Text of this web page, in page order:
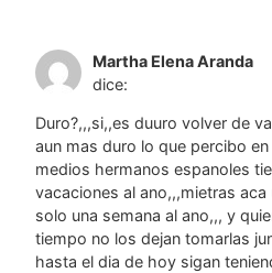
Martha Elena Aranda
dice:
Duro?,,,si,,es duuro volver de
aun mas duro lo que percibo
medios hermanos espanoles
vacaciones al ano,,,mietras
solo una semana al ano,,, y
tiempo no los dejan tomarlas
hasta el dia de hoy sigan